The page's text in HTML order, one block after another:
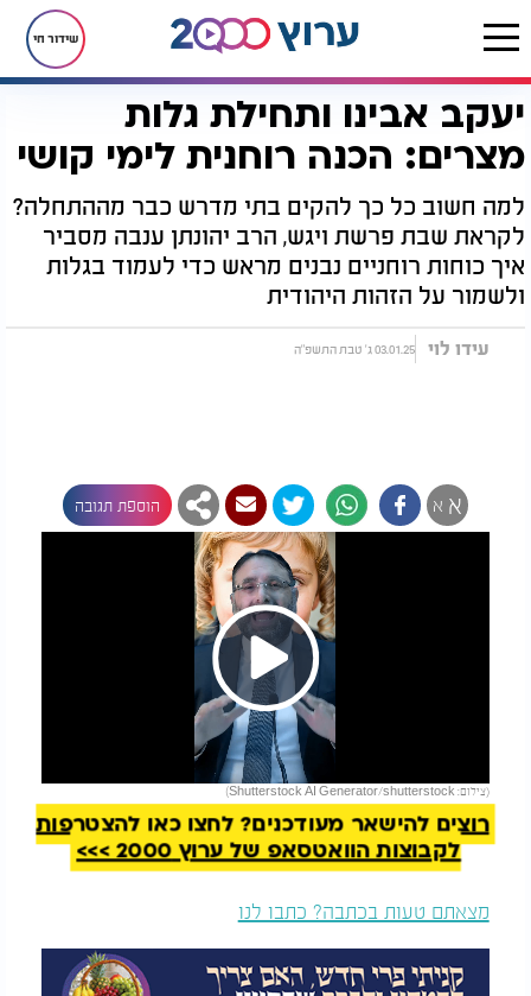
שידור חי
דף הבית יהדות לקראת שבת יעקב אבינו ותחילת גלות מצרים: הכנה רוחנית לימי קושי
יעקב אבינו ותחילת גלות
מצרים: הכנה רוחנית לימי קושי
למה חשוב כל כך להקים בתי מדרש כבר מההתחלה?
לקראת שבת פרשת ויגש, הרב יהונתן ענבה מסביר
איך כוחות רוחניים נבנים מראש כדי לעמוד בגלות
ולשמור על הזהות היהודית
עידו לוי 03.01.25 ג' טבת התשפ"ה
א א הוספת תגובה
Play
Video
(צילום: Shutterstock AI Generator/shutterstock)
להמשך קריאה
רוצים להישאר מעודכנים? לחצו כאן להצטרפות
לקבוצות הוואטסאפ של ערוץ 2000 >>>
מצאתם טעות בכתבה? כתבו לנו